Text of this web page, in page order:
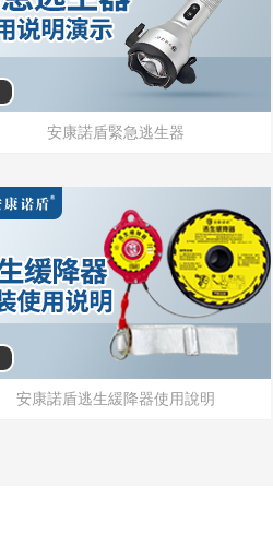
安康諾盾緊急逃生器
安康諾盾緊急逃生器
安康諾盾逃生緩降器使用說明
安康諾盾逃生緩降器使用說明